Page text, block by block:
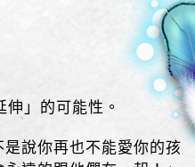
」的可能性。
說你再也不能愛你的孩